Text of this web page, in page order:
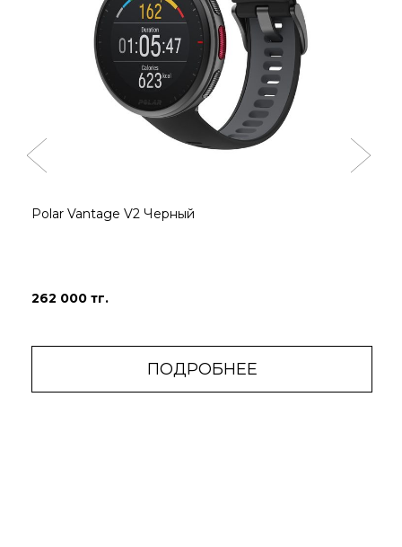
Polar Vantage V2 Черный
262 000 тг.
ПОДРОБНЕЕ